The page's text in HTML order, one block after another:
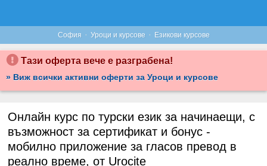
София · Уроци и курсове · Езикови курсове
Тази оферта вече е разграбена!
» Виж всички активни оферти за Уроци и курсове
Онлайн курс по турски език за начинаещи, с
възможност за сертификат и бонус -
мобилно приложение за гласов превод в
реално време, от Urocite